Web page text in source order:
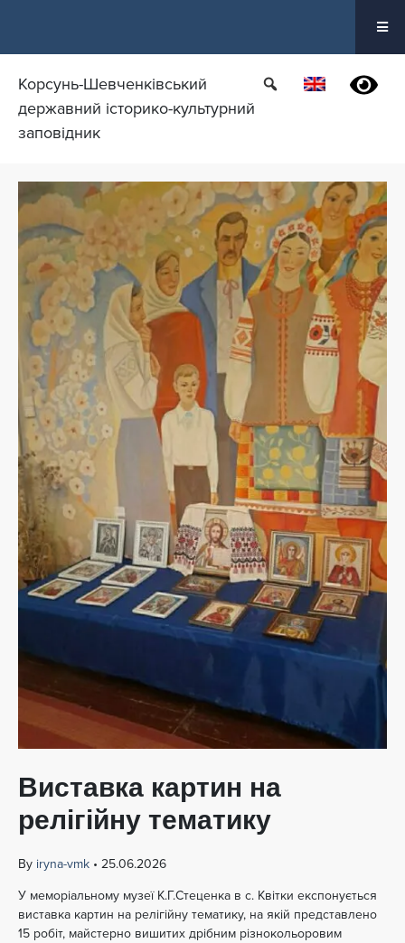
Корсунь-Шевченківський
державний історико-культурний
заповідник
Виставка картин на
релігійну тематику
By iryna-vmk • 25.06.2026
У меморіальному музеї К.Г.Стеценка в с. Квітки експонується
виставка картин на релігійну тематику, на якій представлено
15 робіт, майстерно вишитих дрібним різнокольоровим